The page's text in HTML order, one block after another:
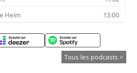
Tous les podcasts >